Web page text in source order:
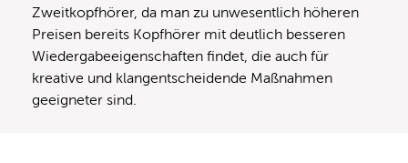
Zweitkopfhörer, da man zu unwesentlich höheren
Preisen bereits Kopfhörer mit deutlich besseren
Wiedergabeeigenschaften findet, die auch für
kreative und klangentscheidende Maßnahmen
geeigneter sind.